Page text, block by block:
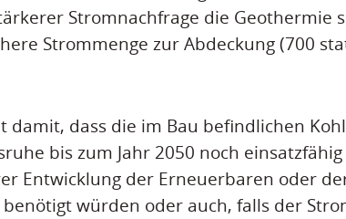
Stromnachfrage die Geothermie
Strommenge zur Abdeckung (700
damit, dass die im Bau befindlichen
bis zum Jahr 2050 noch
Entwicklung der Erneuerbaren oder
würden oder auch, falls der